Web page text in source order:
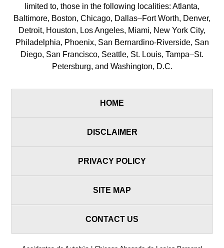
limited to, those in the following localities: Atlanta,
Baltimore, Boston, Chicago, Dallas–Fort Worth, Denver,
Detroit, Houston, Los Angeles, Miami, New York City,
Philadelphia, Phoenix, San Bernardino-Riverside, San
Diego, San Francisco, Seattle, St. Louis, Tampa–St.
Petersburg, and Washington, D.C.
HOME
DISCLAIMER
PRIVACY POLICY
SITE MAP
CONTACT US